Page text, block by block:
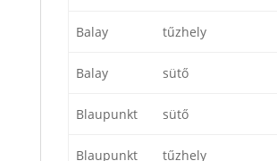
Balay tűzhely
Balay sütő
Blaupunkt sütő
Blaupunkt tűzhely